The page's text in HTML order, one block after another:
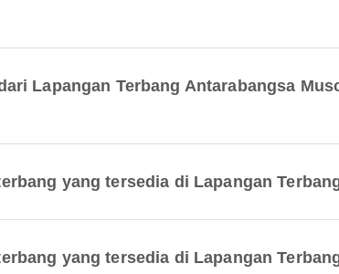
Lapangan Terbang Antarabangsa
yang tersedia di Lapangan
yang tersedia di Lapangan